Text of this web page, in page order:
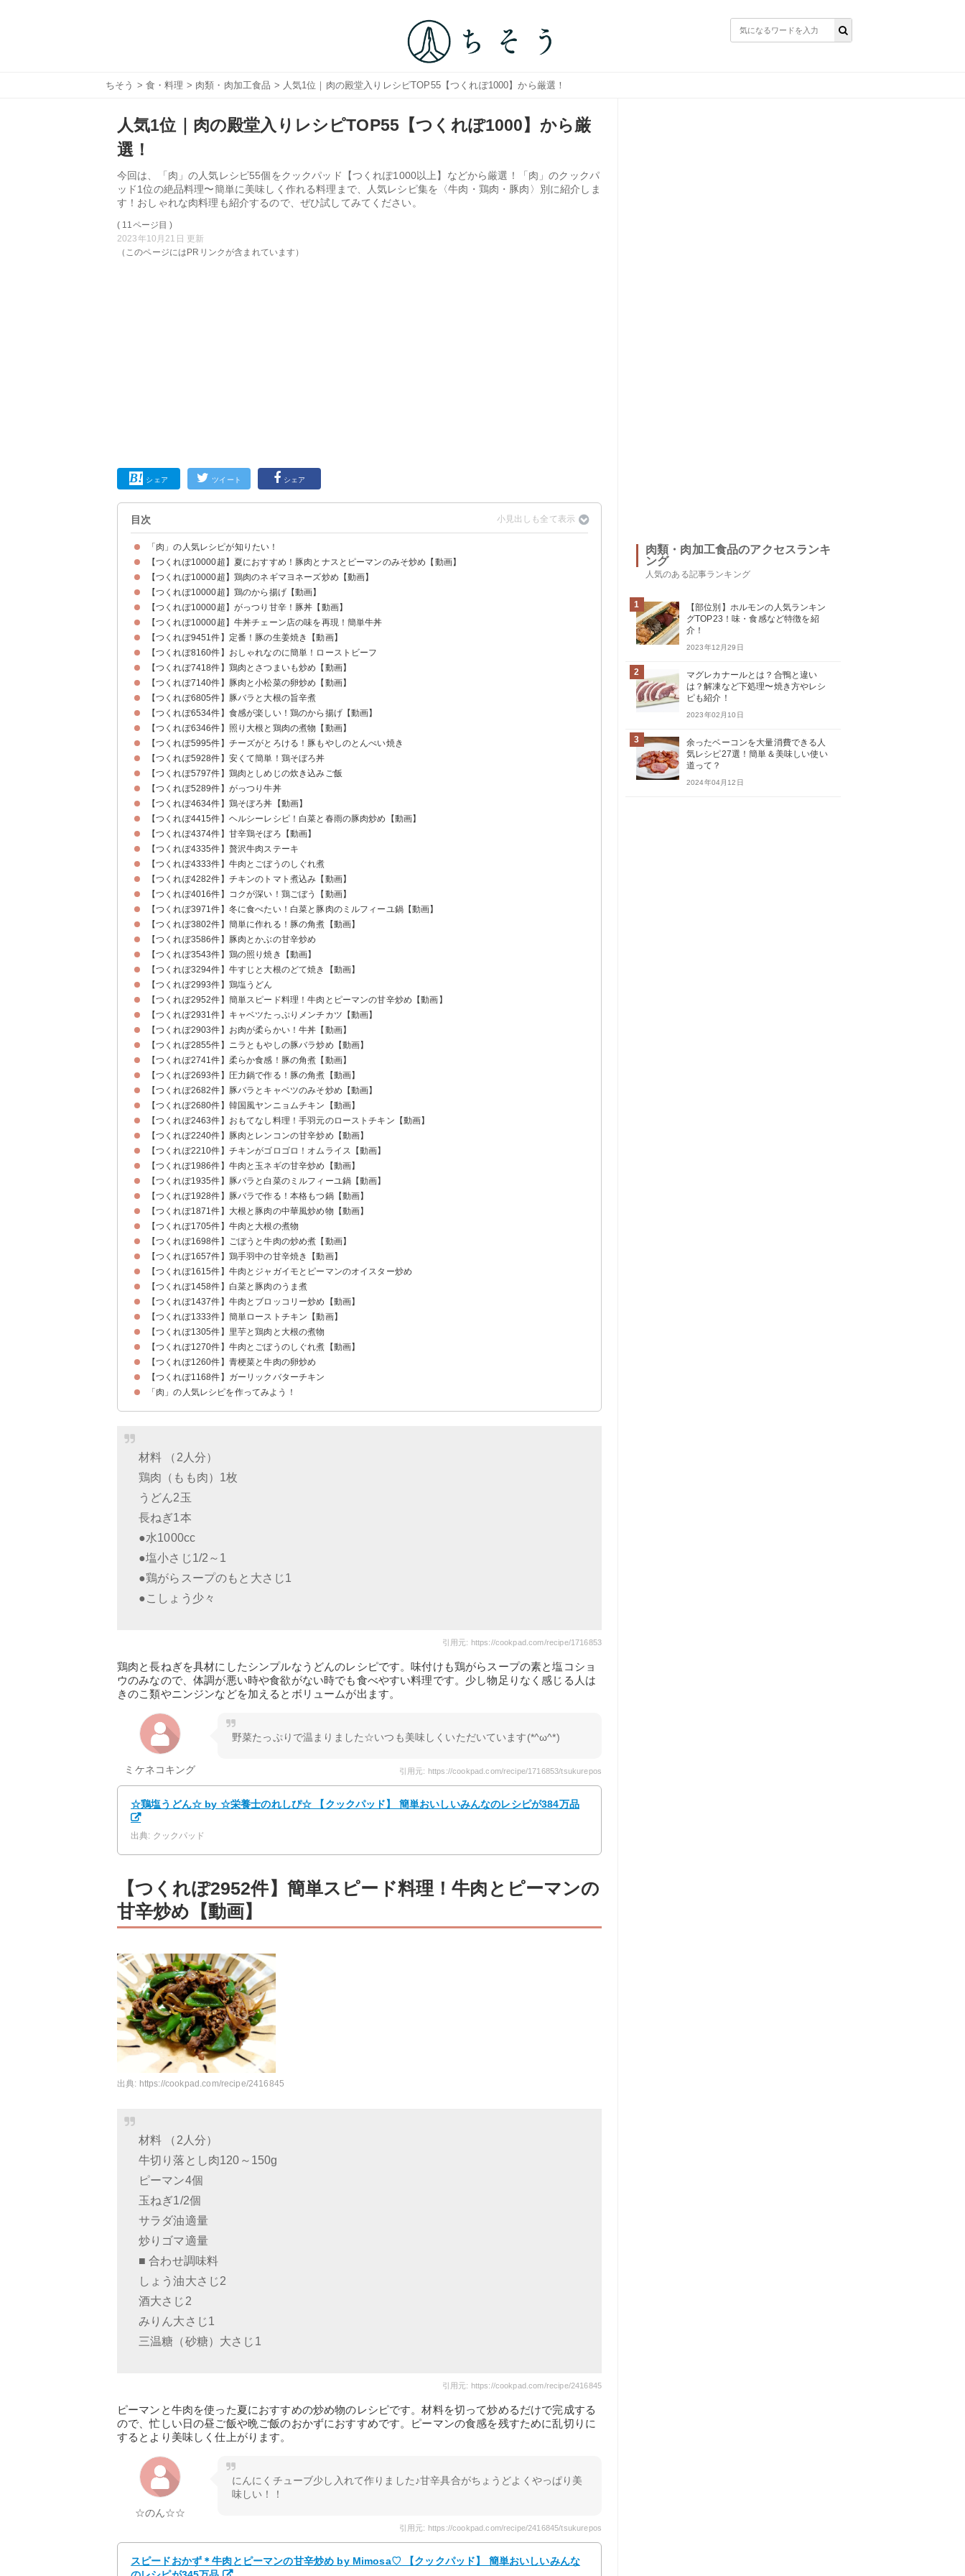
ちそう > 食・料理 > 肉類・肉加工食品 > 人気1位｜肉の殿堂入りレシピTOP55【つくれぽ1000】から厳選！
人気1位｜肉の殿堂入りレシピTOP55【つくれぽ1000】から厳
選！
今回は、「肉」の人気レシピ55個をクックパッド【つくれぽ1000以上】などから厳選！「肉」のクックパ
ッド1位の絶品料理〜簡単に美味しく作れる料理まで、人気レシピ集を〈牛肉・鶏肉・豚肉〉別に紹介しま
す！おしゃれな肉料理も紹介するので、ぜひ試してみてください。
( 11ページ目 )
2023年10月21日 更新
（このページにはPRリンクが含まれています）
シェア ツイート シェア
目次
「肉」の人気レシピが知りたい！
【つくれぽ10000超】夏におすすめ！豚肉とナスとピーマンのみそ炒め【動画】
【つくれぽ10000超】鶏肉のネギマヨネーズ炒め【動画】
【つくれぽ10000超】鶏のから揚げ【動画】
【つくれぽ10000超】がっつり甘辛！豚丼【動画】
【つくれぽ10000超】牛丼チェーン店の味を再現！簡単牛丼
【つくれぽ9451件】定番！豚の生姜焼き【動画】
【つくれぽ8160件】おしゃれなのに簡単！ローストビーフ
【つくれぽ7418件】鶏肉とさつまいも炒め【動画】
【つくれぽ7140件】豚肉と小松菜の卵炒め【動画】
【つくれぽ6805件】豚バラと大根の旨辛煮
【つくれぽ6534件】食感が楽しい！鶏のから揚げ【動画】
【つくれぽ6346件】照り大根と鶏肉の煮物【動画】
【つくれぽ5995件】チーズがとろける！豚もやしのとんぺい焼き
【つくれぽ5928件】安くて簡単！鶏そぼろ丼
【つくれぽ5797件】鶏肉としめじの炊き込みご飯
【つくれぽ5289件】がっつり牛丼
【つくれぽ4634件】鶏そぼろ丼【動画】
【つくれぽ4415件】ヘルシーレシピ！白菜と春雨の豚肉炒め【動画】
【つくれぽ4374件】甘辛鶏そぼろ【動画】
【つくれぽ4335件】贅沢牛肉ステーキ
【つくれぽ4333件】牛肉とごぼうのしぐれ煮
【つくれぽ4282件】チキンのトマト煮込み【動画】
【つくれぽ4016件】コクが深い！鶏ごぼう【動画】
【つくれぽ3971件】冬に食べたい！白菜と豚肉のミルフィーユ鍋【動画】
【つくれぽ3802件】簡単に作れる！豚の角煮【動画】
【つくれぽ3586件】豚肉とかぶの甘辛炒め
【つくれぽ3543件】鶏の照り焼き【動画】
【つくれぽ3294件】牛すじと大根のどて焼き【動画】
【つくれぽ2993件】鶏塩うどん
【つくれぽ2952件】簡単スピード料理！牛肉とピーマンの甘辛炒め【動画】
【つくれぽ2931件】キャベツたっぷりメンチカツ【動画】
【つくれぽ2903件】お肉が柔らかい！牛丼【動画】
【つくれぽ2855件】ニラともやしの豚バラ炒め【動画】
【つくれぽ2741件】柔らか食感！豚の角煮【動画】
【つくれぽ2693件】圧力鍋で作る！豚の角煮【動画】
【つくれぽ2682件】豚バラとキャベツのみそ炒め【動画】
【つくれぽ2680件】韓国風ヤンニョムチキン【動画】
【つくれぽ2463件】おもてなし料理！手羽元のローストチキン【動画】
【つくれぽ2240件】豚肉とレンコンの甘辛炒め【動画】
【つくれぽ2210件】チキンがゴロゴロ！オムライス【動画】
【つくれぽ1986件】牛肉と玉ネギの甘辛炒め【動画】
【つくれぽ1935件】豚バラと白菜のミルフィーユ鍋【動画】
【つくれぽ1928件】豚バラで作る！本格もつ鍋【動画】
【つくれぽ1871件】大根と豚肉の中華風炒め物【動画】
【つくれぽ1705件】牛肉と大根の煮物
【つくれぽ1698件】ごぼうと牛肉の炒め煮【動画】
【つくれぽ1657件】鶏手羽中の甘辛焼き【動画】
【つくれぽ1615件】牛肉とジャガイモとピーマンのオイスター炒め
【つくれぽ1458件】白菜と豚肉のうま煮
【つくれぽ1437件】牛肉とブロッコリー炒め【動画】
【つくれぽ1333件】簡単ローストチキン【動画】
【つくれぽ1305件】里芋と鶏肉と大根の煮物
【つくれぽ1270件】牛肉とごぼうのしぐれ煮【動画】
【つくれぽ1260件】青梗菜と牛肉の卵炒め
【つくれぽ1168件】ガーリックバターチキン
「肉」の人気レシピを作ってみよう！
材料 （2人分）
鶏肉（もも肉）1枚
うどん2玉
長ねぎ1本
●水1000cc
●塩小さじ1/2～1
●鶏がらスープのもと大さじ1
●こしょう少々
引用元: https://cookpad.com/recipe/1716853
鶏肉と長ねぎを具材にしたシンプルなうどんのレシピです。味付けも鶏がらスープの素と塩コショ
ウのみなので、体調が悪い時や食欲がない時でも食べやすい料理です。少し物足りなく感じる人は
きのこ類やニンジンなどを加えるとボリュームが出ます。
ミケネコキング
野菜たっぷりで温まりました☆いつも美味しくいただいています(*^ω^*)
引用元: https://cookpad.com/recipe/1716853/tsukurepos
☆鶏塩うどん☆ by ☆栄養士のれしぴ☆ 【クックパッド】 簡単おいしいみんなのレシピが384万品
出典: クックパッド
【つくれぽ2952件】簡単スピード料理！牛肉とピーマンの
甘辛炒め【動画】
出典: https://cookpad.com/recipe/2416845
材料 （2人分）
牛切り落とし肉120～150g
ピーマン4個
玉ねぎ1/2個
サラダ油適量
炒りゴマ適量
■ 合わせ調味料
しょう油大さじ2
酒大さじ2
みりん大さじ1
三温糖（砂糖）大さじ1
引用元: https://cookpad.com/recipe/2416845
ピーマンと牛肉を使った夏におすすめの炒め物のレシピです。材料を切って炒めるだけで完成する
ので、忙しい日の昼ご飯や晩ご飯のおかずにおすすめです。ピーマンの食感を残すために乱切りに
するとより美味しく仕上がります。
☆のん☆☆
にんにくチューブ少し入れて作りました♪甘辛具合がちょうどよくやっぱり美
味しい！！
引用元: https://cookpad.com/recipe/2416845/tsukurepos
スピードおかず＊牛肉とピーマンの甘辛炒め by Mimosa♡ 【クックパッド】 簡単おいしいみんな
肉類・肉加工食品のアクセスランキ
ング
人気のある記事ランキング
1
【部位別】ホルモンの人気ランキン
グTOP23！味・食感など特徴を紹
介！
2023年12月29日
2
マグレカナールとは？合鴨と違い
は？解凍など下処理〜焼き方やレシ
ピも紹介！
2023年02月10日
3
余ったベーコンを大量消費できる人
気レシピ27選！簡単＆美味しい使い
道って？
2024年04月12日